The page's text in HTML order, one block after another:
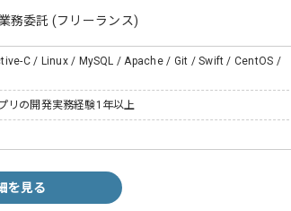
務委託 (フリーランス)
C / Linux / MySQL / Apache / Git / Swift / CentOS /
リの開発実務経験1年以上
を見る